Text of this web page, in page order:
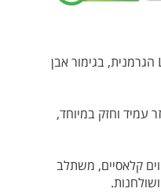
דקו כד קובטו סטון חברת Lechuza הגרמנית, בגימור אבן
עמיד וחזק במיוחד,
קלאסיים, משתלב